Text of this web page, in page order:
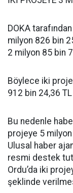
DOKA
milyon 826 bin
2 milyon 85 bin
Böylece iki
912 bin 24,36
Bu nedenle
projeye 5
Ulusal haber
resmi destek
Ordu’da iki
şeklinde